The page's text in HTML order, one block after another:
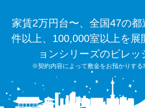
家賃2万円台〜、全国47の
件以上、100,000室以上を展
ョンシリーズのビレッ
※契約内容によって敷金をお預かりする